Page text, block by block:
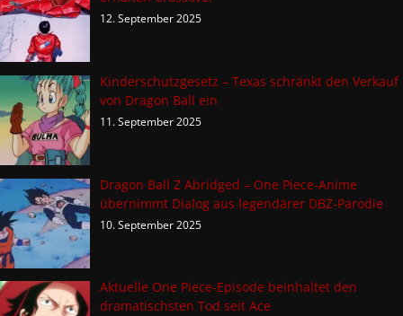
12. September 2025
Kinderschutzgesetz – Texas schränkt den Verkauf
von Dragon Ball ein
11. September 2025
Dragon Ball Z Abridged – One Piece-Anime
übernimmt Dialog aus legendärer DBZ-Parodie
10. September 2025
Aktuelle One Piece-Episode beinhaltet den
dramatischsten Tod seit Ace